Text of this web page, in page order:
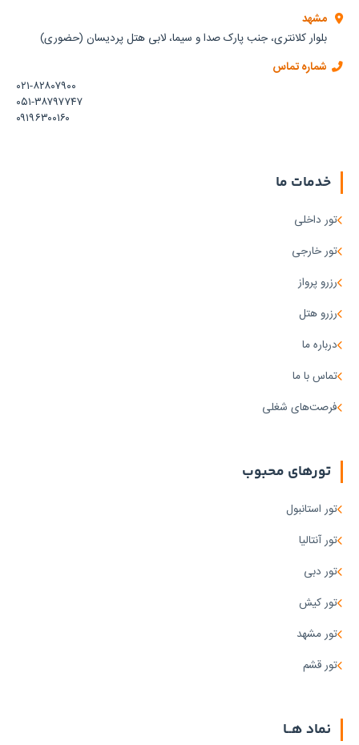
مشهد
بلوار کلانتری، جنب پارک صدا و سیما، لابی هتل پردیسان (حضوری)
شماره تماس
۰۲۱-۸۲۸۰۷۹۰۰
۰۵۱-۳۸۷۹۷۷۴۷
۰۹۱۹۶۳۰۰۱۶۰
خدمات ما
تور داخلی
تور خارجی
رزرو پرواز
رزرو هتل
درباره ما
تماس با ما
فرصت‌های شغلی
تورهای محبوب
تور استانبول
تور آنتالیا
تور دبی
تور کیش
تور مشهد
تور قشم
نماد هــا